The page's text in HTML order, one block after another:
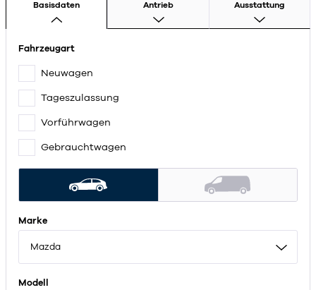
Basisdaten Antrieb Ausstattung
Marke
Mazda
Modell
Fahrzeugart
Neuwagen
Tageszulassung
Vorführwagen
Gebrauchtwagen